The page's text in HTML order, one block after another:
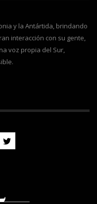
y la Antártida, brindando
interacción con su gente,
voz propia del Sur,